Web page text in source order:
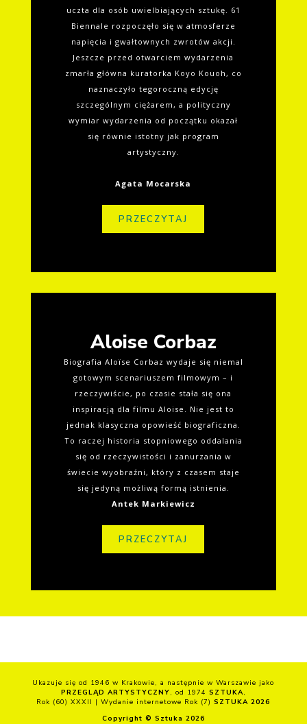
uczta dla osób uwielbiających sztukę. 61
Biennale rozpoczęło się w atmosferze
napięcia i gwałtownych zwrotów akcji.
Jeszcze przed otwarciem wydarzenia
zmarła główna kuratorka Koyo Kouoh, co
naznaczyło tegoroczną edycję
szczególnym ciężarem, a polityczny
wymiar wydarzenia od początku okazał
się równie istotny jak program
artystyczny.
Agata Mocarska
PRZECZYTAJ
Aloise Corbaz
Biografia Aloïse Corbaz wydaje się niemal
gotowym scenariuszem filmowym – i
rzeczywiście, po czasie stała się ona
inspiracją dla filmu Aloise. Nie jest to
jednak klasyczna opowieść biograficzna.
To raczej historia stopniowego oddalania
się od rzeczywistości i zanurzania w
świecie wyobraźni, który z czasem staje
się jedyną możliwą formą istnienia.
Antek Markiewicz
PRZECZYTAJ
Ukazuje się od 1946 w Krakowie, a następnie w Warszawie jako
PRZEGLĄD ARTYSTYCZNY, od 1974 SZTUKA,
Rok (60) XXXII | Wydanie internetowe Rok (7)SZTUKA 2026
Copyright © Sztuka 2026